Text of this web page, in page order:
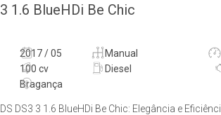
3 1.6 BlueHDi Be Chic
2017 / 05 Manual
100 cv
Diesel
Bragança
DS DS3 3 1.6 BlueHDi Be Chic: Elegância e